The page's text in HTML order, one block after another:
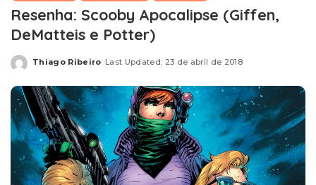
Resenha: Scooby Apocalipse (Giffen,
DeMatteis e Potter)
Posted
Thiago Ribeiro Last Updated: 23 de abril de 2018